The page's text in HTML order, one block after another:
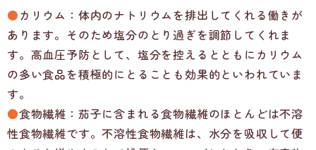
●カリウム：体内のナトリウムを排出してくれる働きが
あります。そのため塩分のとり過ぎを調節してくれま
す。高血圧予防として、塩分を控えるとともにカリウム
の多い食品を積極的にとることも効果的といわれていま
す。
●食物繊維：茄子に含まれる食物繊維のほとんどは不溶
性食物繊維です。不溶性食物繊維は、水分を吸収して便